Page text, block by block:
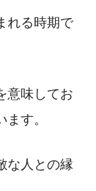
れる時期で
意味してお
す。
な人との縁